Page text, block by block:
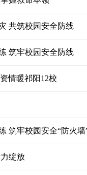
共筑校园安全防线
筑牢校园安全防线
情暖祁阳12校
筑牢校园安全“防火墙
绽放